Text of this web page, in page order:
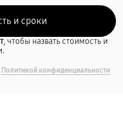
, чтобы назвать стоимость и
Политикой конфиденциальности